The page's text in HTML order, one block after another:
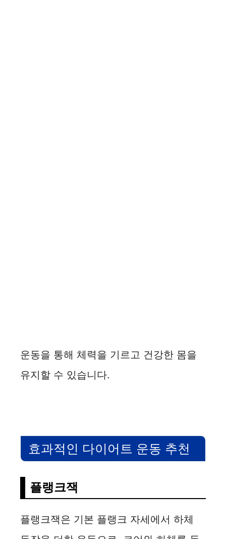
운동을 통해 체력을 기르고 건강한 몸을
유지할 수 있습니다.
효과적인 다이어트 운동 추천
플랭크잭
플랭크잭은 기본 플랭크 자세에서 하체